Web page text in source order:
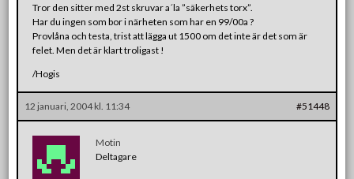
Tror den sitter med 2st skruvar a´la ”säkerhets torx”.
Har du ingen som bor i närheten som har en 99/00a ?
Provlåna och testa, trist att lägga ut 1500 om det inte är det som är
felet. Men det är klart troligast !
/Hogis
12 januari, 2004 kl. 11:34 #51448
Motin
Deltagare